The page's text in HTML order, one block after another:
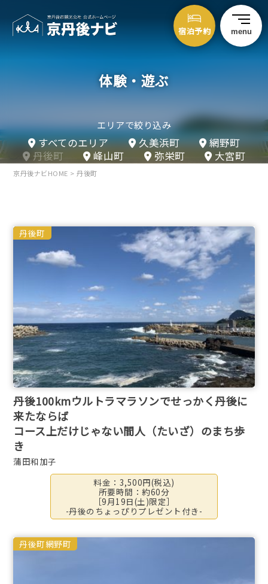
宿泊予約 menu
体験・遊ぶ
エリアで絞り込み
すべてのエリア 久美浜町
網野町
丹後町
峰山町 弥栄町 大宮町
京丹後ナビHOME >丹後町
丹後町
丹後100kmウルトラマラソンでせっかく丹後に
来たならば
コース上だけじゃない間人（たいざ）のまち歩
き
蒲田和加子
料金：3,500円(税込)
所要時間：約60分
［9月19日(土)限定］
-丹後のちょっぴりプレゼント付き-
丹後町網野町